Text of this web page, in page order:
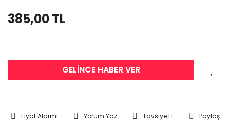
385,00 TL
GELİNCE HABER VER
Fiyat Alarmı Yorum Yaz Tavsiye Et Paylaş